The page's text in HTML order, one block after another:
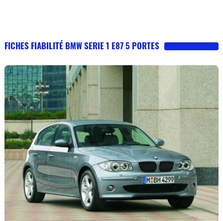
FICHES FIABILITÉ BMW SERIE 1 E87 5 PORTES